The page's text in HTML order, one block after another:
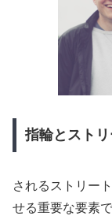
指輪とスト
されるストリー
せる重要な要素